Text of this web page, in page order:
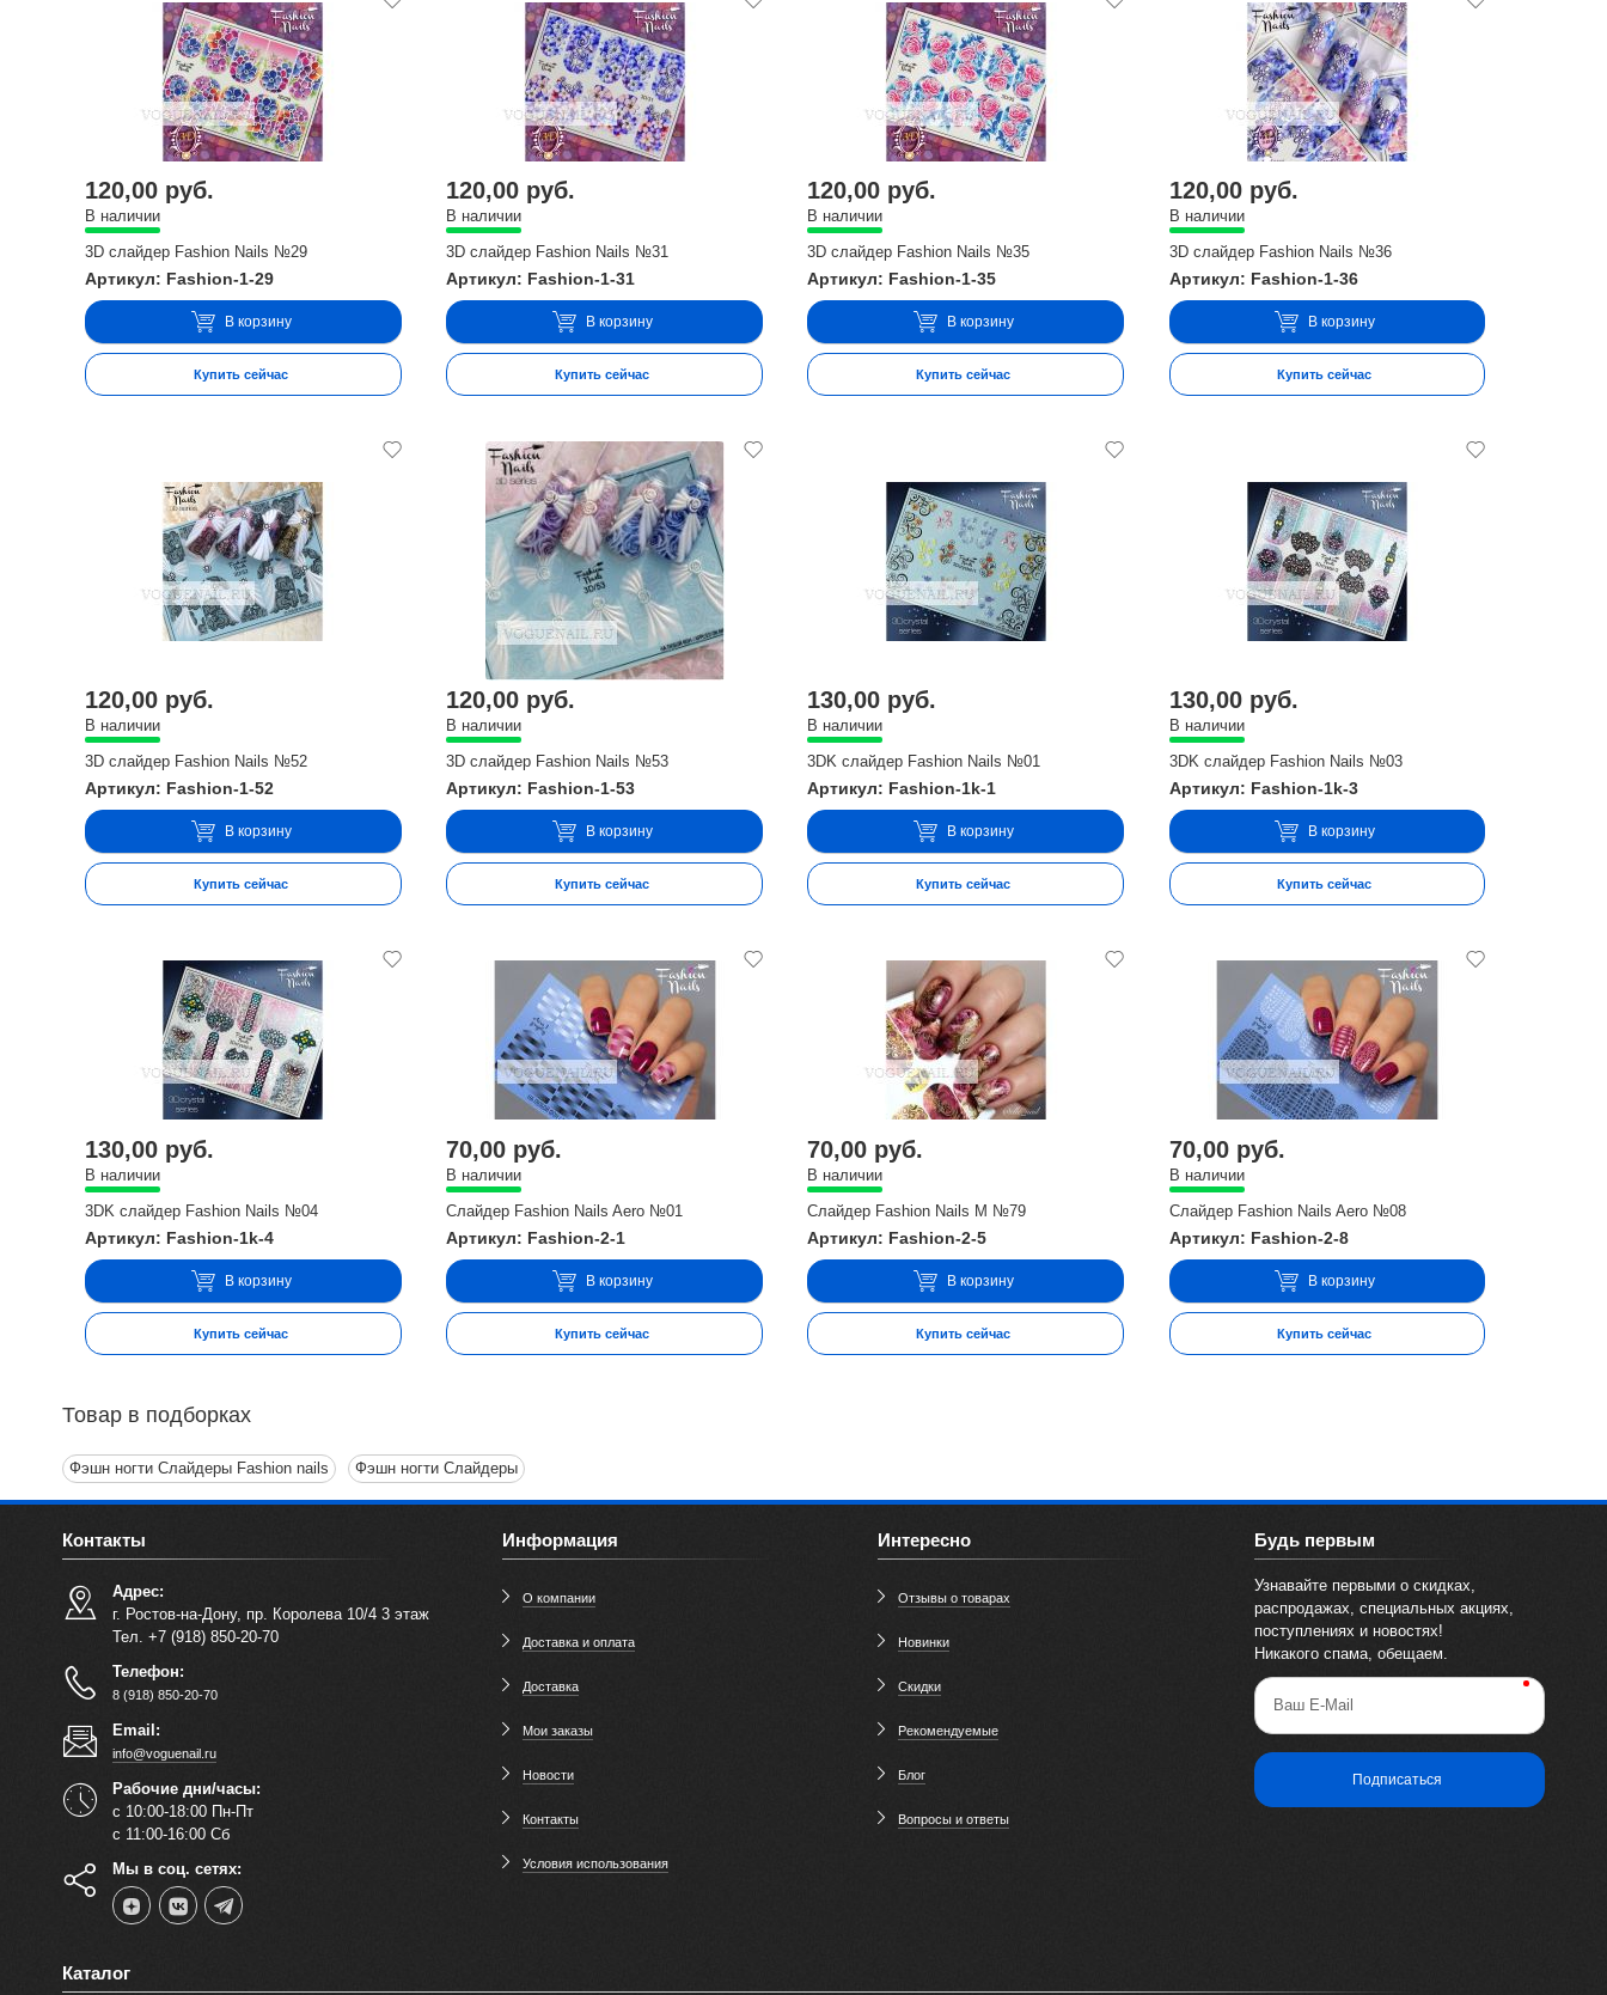
120,00 руб.
В наличии
3D слайдер Fashion Nails №29
Артикул: Fashion-1-29
В корзину
Купить сейчас
120,00 руб.
В наличии
3D слайдер Fashion Nails №31
Артикул: Fashion-1-31
В корзину
Купить сейчас
120,00 руб.
В наличии
3D слайдер Fashion Nails №35
Артикул: Fashion-1-35
В корзину
Купить сейчас
120,00 руб.
В наличии
3D слайдер Fashion Nails №36
Артикул: Fashion-1-36
В корзину
Купить сейчас
120,00 руб.
В наличии
3D слайдер Fashion Nails №52
Артикул: Fashion-1-52
В корзину
Купить сейчас
120,00 руб.
В наличии
3D слайдер Fashion Nails №53
Артикул: Fashion-1-53
В корзину
Купить сейчас
130,00 руб.
В наличии
3DK слайдер Fashion Nails №01
Артикул: Fashion-1k-1
В корзину
Купить сейчас
130,00 руб.
В наличии
3DK слайдер Fashion Nails №03
Артикул: Fashion-1k-3
В корзину
Купить сейчас
130,00 руб.
В наличии
3DK слайдер Fashion Nails №04
Артикул: Fashion-1k-4
В корзину
Купить сейчас
70,00 руб.
В наличии
Слайдер Fashion Nails Aero №01
Артикул: Fashion-2-1
В корзину
Купить сейчас
70,00 руб.
В наличии
Слайдер Fashion Nails M №79
Артикул: Fashion-2-5
В корзину
Купить сейчас
70,00 руб.
В наличии
Слайдер Fashion Nails Aero №08
Артикул: Fashion-2-8
В корзину
Купить сейчас
Товар в подборках
Фэшн ногти Слайдеры Fashion nails Фэшн ногти Слайдеры
Контакты
Адрес:
г. Ростов-на-Дону, пр. Королева 10/4 3 этаж
Тел. +7 (918) 850-20-70
Телефон:
8 (918) 850-20-70
Email:
info@voguenail.ru
Рабочие дни/часы:
с 10:00-18:00 Пн-Пт
с 11:00-16:00 Сб
Мы в соц. сетях:
Информация
О компании
Доставка и оплата
Доставка
Мои заказы
Новости
Контакты
Условия использования
Интересно
Отзывы о товарах
Новинки
Скидки
Рекомендуемые
Блог
Вопросы и ответы
Будь первым
Узнавайте первыми о скидках,
распродажах, специальных акциях,
поступлениях и новостях!
Никакого спама, обещаем.
Ваш E-Mail
Подписаться
Каталог